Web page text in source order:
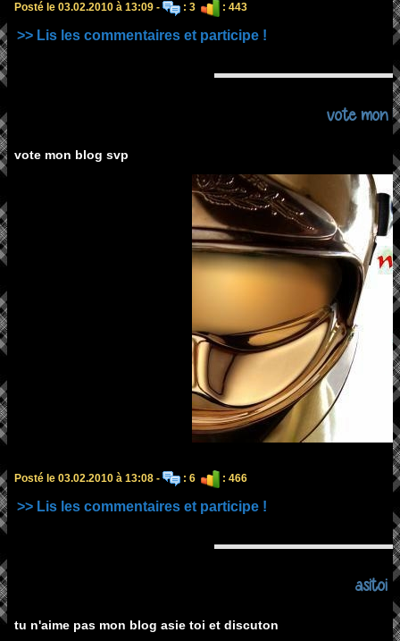
Posté le 03.02.2010 à 13:09 - : 3 : 443
>> Lis les commentaires et participe !
vote mon
vote mon blog svp
Posté le 03.02.2010 à 13:08 - : 6 : 466
>> Lis les commentaires et participe !
asitoi
tu n'aime pas mon blog asie toi et discuton